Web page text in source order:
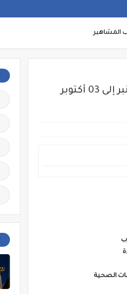
المشاهير
الدورة التاسعة للمهرجان الدولي لفيلم المرأة بسلا من 23 شتنبر إلى 03 أكتوبر